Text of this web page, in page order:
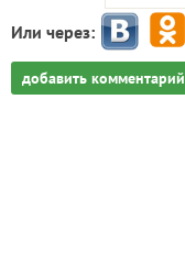
Или через:
добавить комментарий